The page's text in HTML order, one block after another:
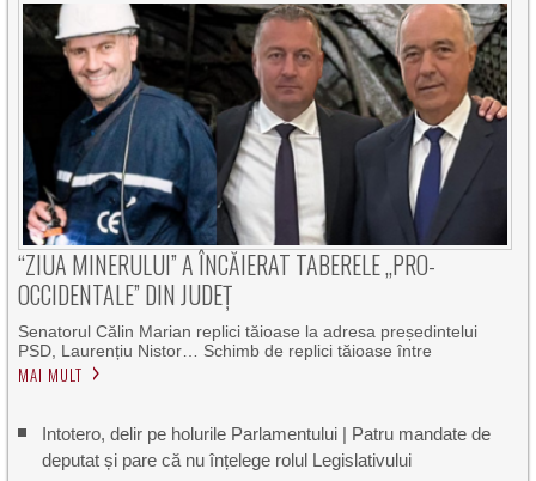
“ZIUA MINERULUI” A ÎNCĂIERAT TABERELE „PRO-
OCCIDENTALE” DIN JUDEȚ
Senatorul Călin Marian replici tăioase la adresa președintelui
PSD, Laurențiu Nistor… Schimb de replici tăioase între
MAI MULT
Intotero, delir pe holurile Parlamentului | Patru mandate de
deputat și pare că nu înțelege rolul Legislativului